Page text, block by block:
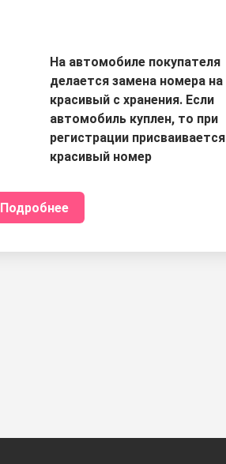
На автомобиле покупателя
делается замена номера на
красивый с хранения. Если
автомобиль куплен, то при
регистрации присваивается
красивый номер
Подробнее